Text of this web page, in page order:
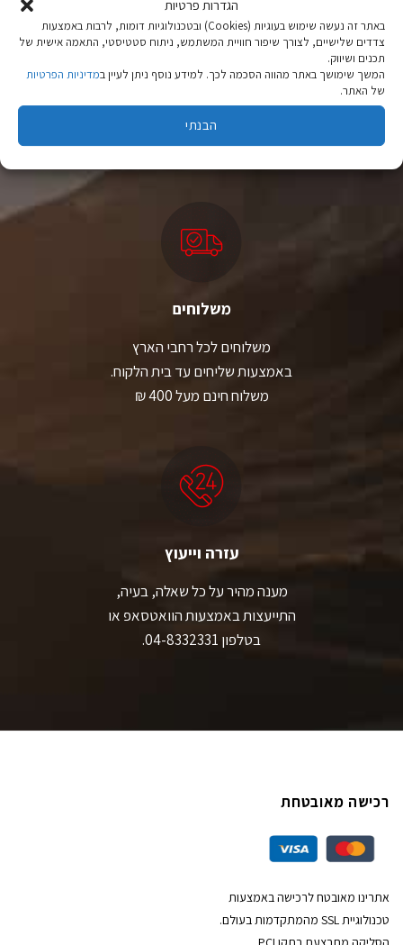
הגדרות פרטיות
באתר זה נעשה שימוש בעוגיות (Cookies) ובטכנולוגיות דומות, לרבות באמצעות
צדדים שלישיים, לצורך שיפור חוויית המשתמש, ניתוח סטטיסטי, התאמה אישית של
תכנים ושיווק.
המשך שימושך באתר מהווה הסכמה לכך. למידע נוסף ניתן לעיין במדיניות הפרטיות
של האתר.
הבנתי
ציוד טיולים
יבוא ישיר לצד מותגים מובילים במחירים ללא תחרות.
משלוחים
משלוחים לכל רחבי הארץ
באמצעות שליחים עד בית הלקוח.
משלוח חינם מעל 400 ₪
עזרה וייעוץ
מענה מהיר על כל שאלה, בעיה,
התייעצות באמצעות הוואטסאפ או
בטלפון 04-8332331.
רכישה מאובטחת
אתרינו מאובטח לרכישה באמצעות
טכנולוגיית SSL מהמתקדמות בעולם.